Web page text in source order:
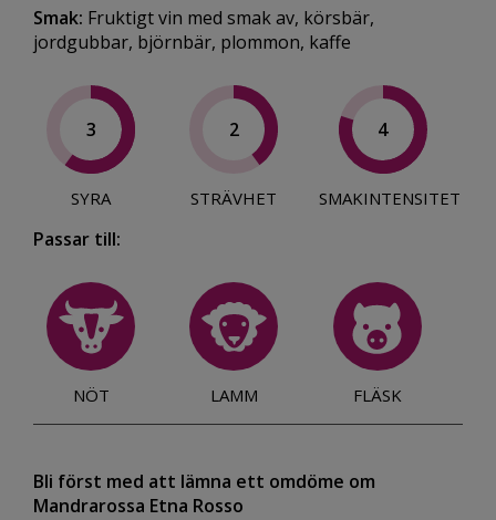
Smak: Fruktigt vin med smak av, körsbär,
jordgubbar, björnbär, plommon, kaffe
3
SYRA
2
STRÄVHET
4
SMAKINTENSITET
Passar till:
NÖT LAMM FLÄSK
Bli först med att lämna ett omdöme om
Mandrarossa Etna Rosso